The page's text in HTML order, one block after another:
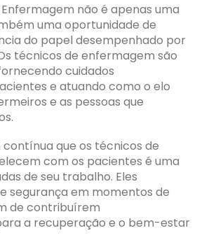
não é apenas uma
uma oportunidade de
do papel desempenhado por
técnicos de enfermagem são
cuidados
e atuando como o elo
e as pessoas que
que os técnicos de
com os pacientes é uma
de seu trabalho. Eles
segurança em momentos de
de contribuírem
a recuperação e o bem-estar